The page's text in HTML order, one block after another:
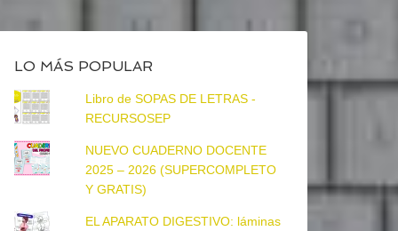
LO MÁS POPULAR
Libro de SOPAS DE LETRAS -
RECURSOSEP
NUEVO CUADERNO DOCENTE
2025 – 2026 (SUPERCOMPLETO
Y GRATIS)
EL APARATO DIGESTIVO: láminas